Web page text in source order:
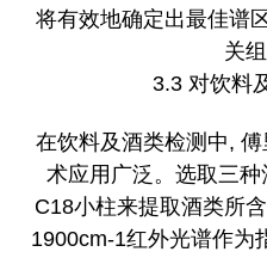
将有效地确定出最佳谱
关组
3.3 对饮料
在饮料及酒类检测中,
术应用广泛。选取三
C18小柱来提取酒类所
1900cm-1红外光谱作为